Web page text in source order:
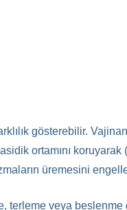
gösterebilir.
ortamını
üremesini
terleme veya